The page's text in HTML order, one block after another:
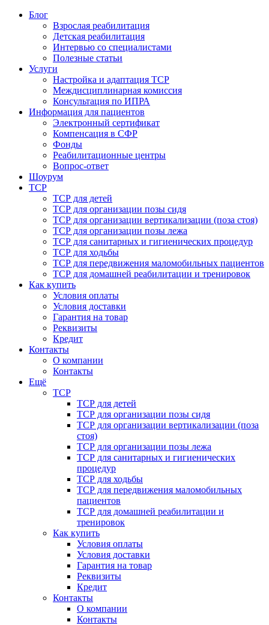
Блог
Взрослая реабилитация
Детская реабилитация
Интервью со специалистами
Полезные статьи
Услуги
Настройка и адаптация ТСР
Междисциплинарная комиссия
Консультация по ИПРА
Информация для пациентов
Электронный сертификат
Компенсация в СФР
Фонды
Реабилитационные центры
Вопрос-ответ
Шоурум
ТСР
ТСР для детей
ТСР для организации позы сидя
ТСР для организации вертикализации (поза стоя)
ТСР для организации позы лежа
ТСР для санитарных и гигиенических процедур
ТСР для ходьбы
ТСР для передвижения маломобильных пациентов
ТСР для домашней реабилитации и тренировок
Как купить
Условия оплаты
Условия доставки
Гарантия на товар
Реквизиты
Кредит
Контакты
О компании
Контакты
Ещё
ТСР
ТСР для детей
ТСР для организации позы сидя
ТСР для организации вертикализации (поза
стоя)
ТСР для организации позы лежа
ТСР для санитарных и гигиенических
процедур
ТСР для ходьбы
ТСР для передвижения маломобильных
пациентов
ТСР для домашней реабилитации и
тренировок
Как купить
Условия оплаты
Условия доставки
Гарантия на товар
Реквизиты
Кредит
Контакты
О компании
Контакты